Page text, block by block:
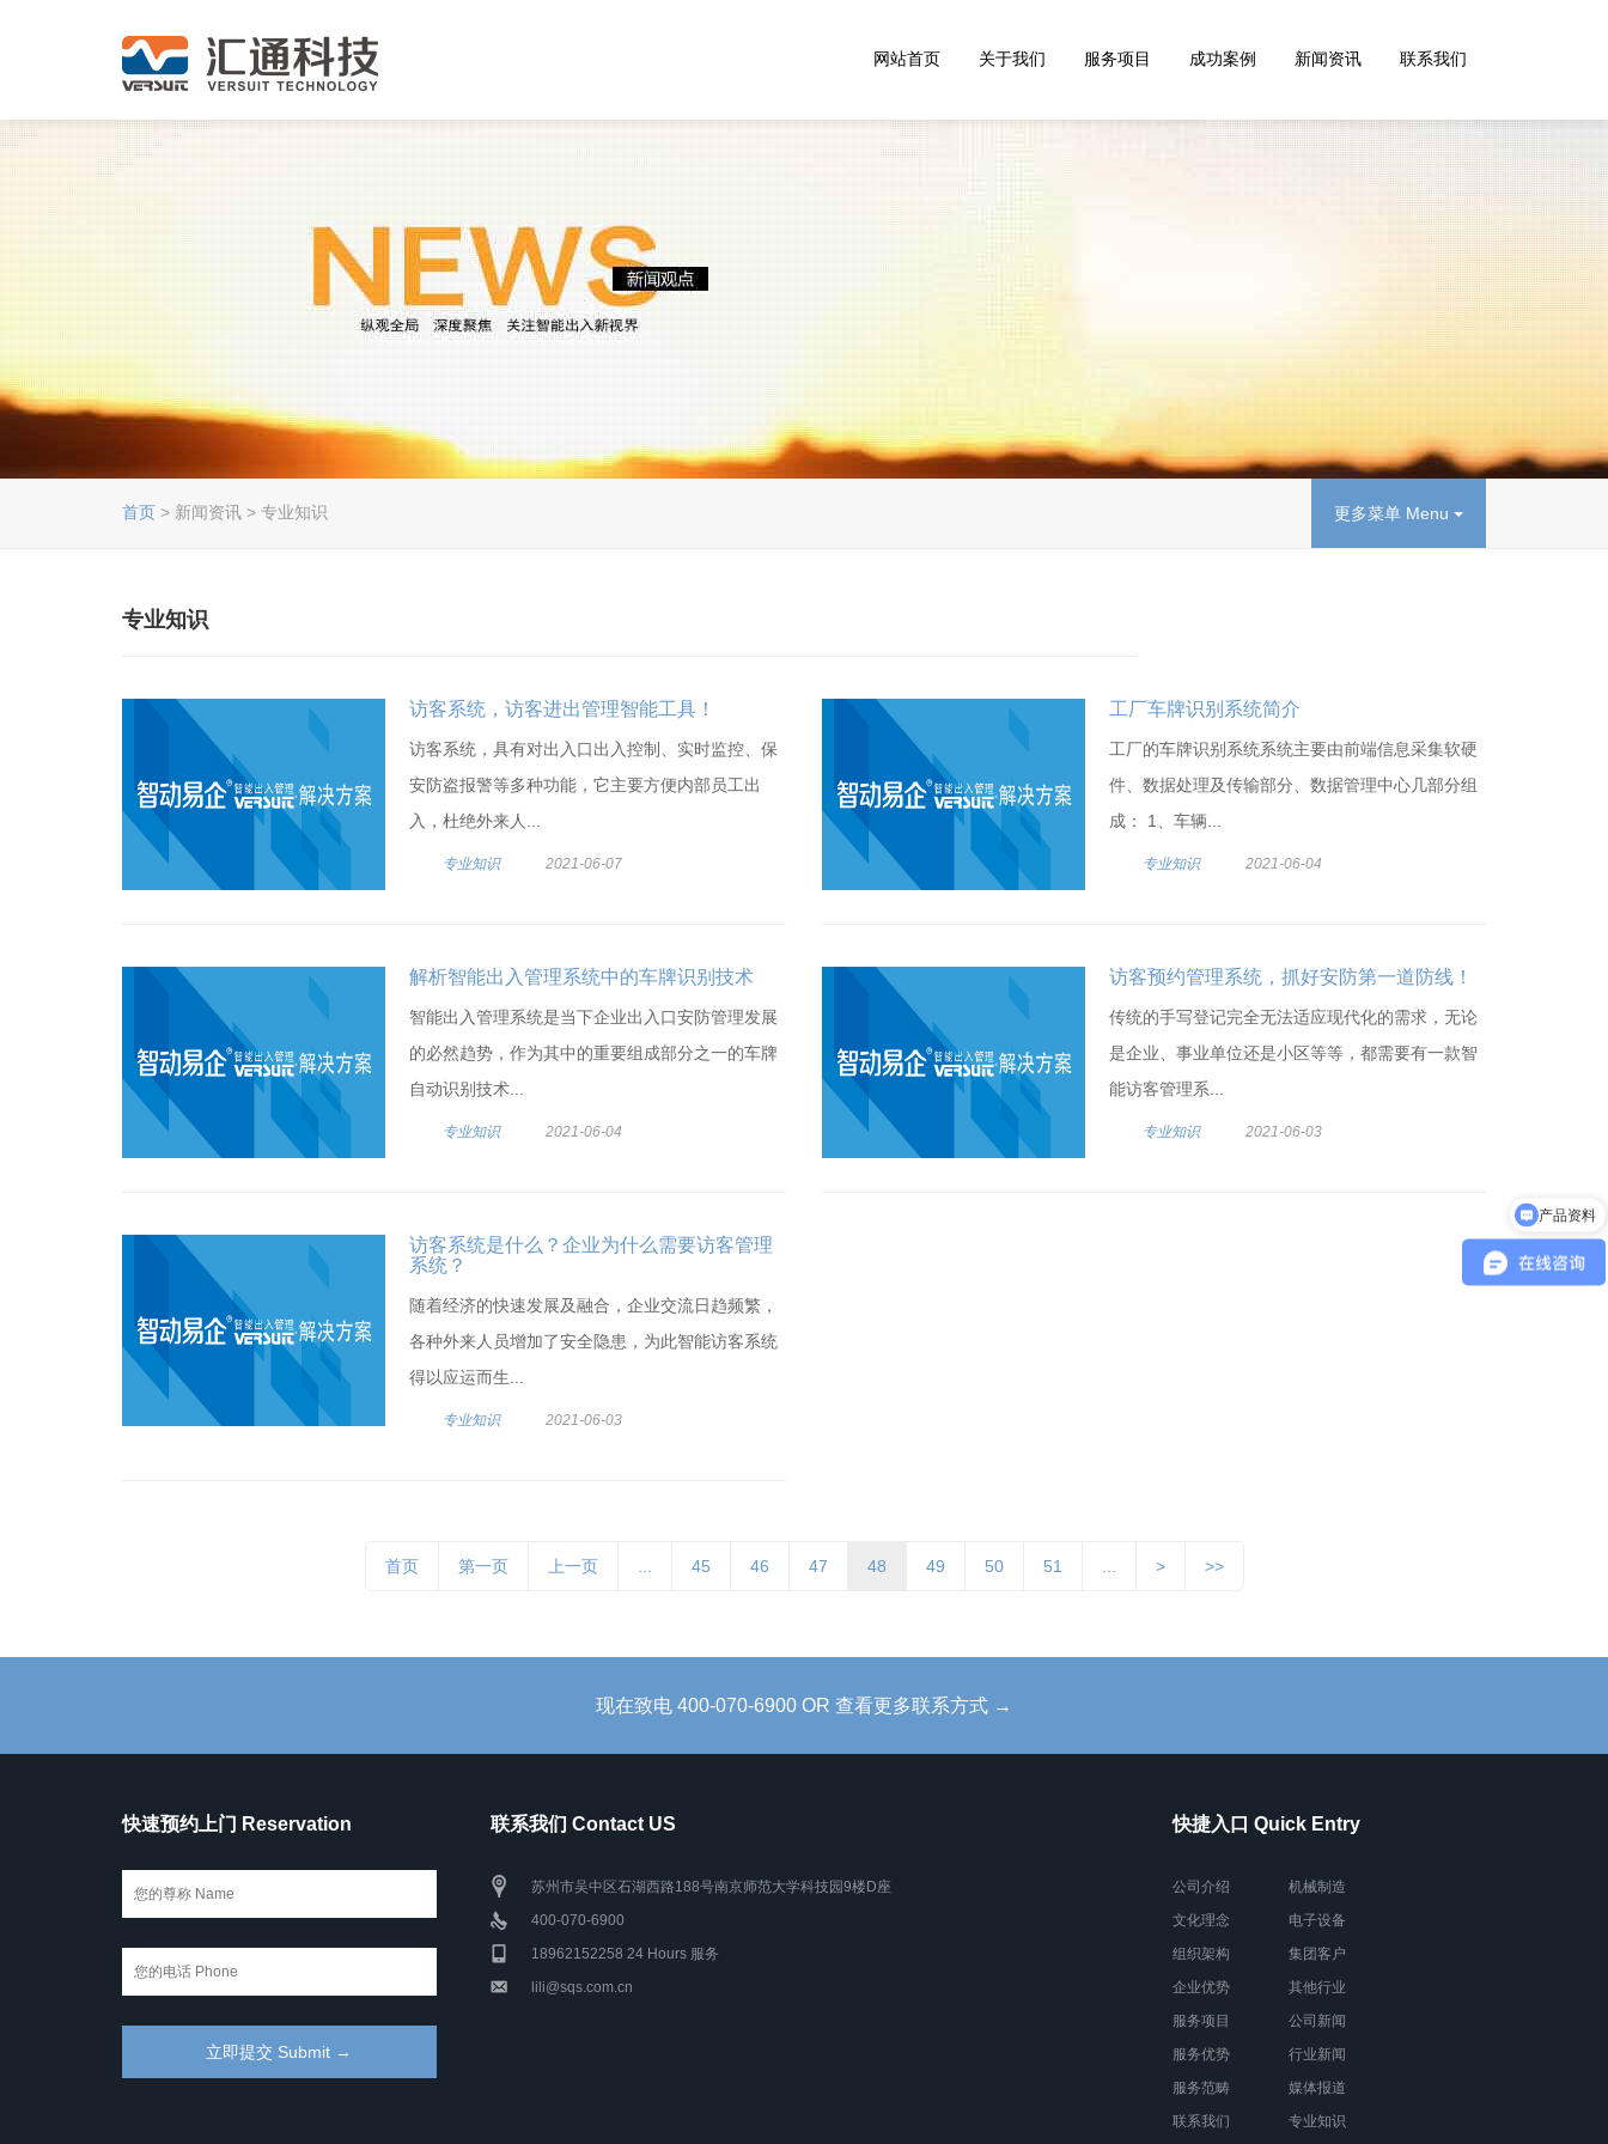
网站首页 关于我们 服务项目 成功案例 新闻资讯 联系我们
更多菜单 Menu
首页 > 新闻资讯 > 专业知识
专业知识
访客系统，访客进出管理智能工具！
访客系统，具有对出入口出入控制、实时监控、保
安防盗报警等多种功能，它主要方便内部员工出
入，杜绝外来人...
专业知识 2021-06-07
工厂车牌识别系统简介
工厂的车牌识别系统系统主要由前端信息采集软硬
件、数据处理及传输部分、数据管理中心几部分组
成： 1、车辆...
专业知识 2021-06-04
解析智能出入管理系统中的车牌识别技术
智能出入管理系统是当下企业出入口安防管理发展
的必然趋势，作为其中的重要组成部分之一的车牌
自动识别技术...
专业知识 2021-06-04
访客预约管理系统，抓好安防第一道防线！
传统的手写登记完全无法适应现代化的需求，无论
是企业、事业单位还是小区等等，都需要有一款智
能访客管理系...
专业知识 2021-06-03
访客系统是什么？企业为什么需要访客管理
系统？
随着经济的快速发展及融合，企业交流日趋频繁，
各种外来人员增加了安全隐患，为此智能访客系统
得以应运而生...
专业知识 2021-06-03
首页 第一页 上一页 45 46 47 48 49 50 51 > >>
现在致电 400-070-6900 OR 查看更多联系方式 →
快速预约上门 Reservation 联系我们 Contact US
苏州市吴中区石湖西路188号南京师范大学科技园9楼D座
400-070-6900
18962152258 24 Hours 服务
lili@sqs.com.cn
快捷入口 Quick Entry
公司介绍
文化理念
组织架构
企业优势
服务项目
服务优势
服务范畴
联系我们
机械制造
电子设备
集团客户
其他行业
公司新闻
行业新闻
媒体报道
专业知识
产品资料
系统部署方式